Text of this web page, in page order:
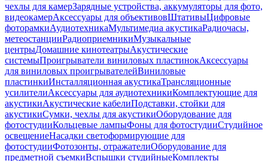
чехлы для камерЗарядные устройства, аккумуляторы для фото,
видеокамерАксессуары для объективовШтативыЦифровые
фоторамкиАудиотехникаМультимедиа акустикаРадиочасы,
метеостанцииРадиоприемникиМузыкальные
центрыДомашние кинотеатрыАкустические
системыПроигрыватели виниловых пластинокАксессуары
для виниловых проигрывателейВиниловые
пластинкиИнсталляционная акустикаТрансляционные
усилителиАксессуары для аудиотехникиКомплектующие для
акустикиАкустические кабелиПодставки, стойки для
акустикиСумки, чехлы для акустикиОборудование для
фотостудииКольцевые лампыФоны для фотостудииСтудийное
освещениеНасадки светоформирующие для
фотостудииФотозонты, отражателиОборудование для
предметной съемкиВспышки студийныеКомплекты